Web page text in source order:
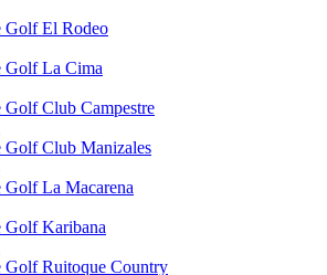
Golf El Rodeo
Golf La Cima
Golf Club Campestre
Golf Club Manizales
Golf La Macarena
Golf Karibana
Golf Ruitoque Country